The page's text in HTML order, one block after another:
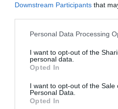
Downstream Participants that
Please note that this website/
not limited to your visit or usage
grant or deny consent to Google
use your data for below
consent section.
Personal Data Processing
I want to opt-out of the
personal data.
Opted In
I want to opt-out of the Sale
Personal Data.
Opted In
Ποιοι δήμοι
πυροπροστασίας
15.06.2024 | 17:00